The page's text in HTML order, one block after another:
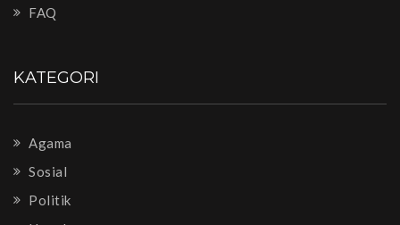
FAQ
KATEGORI
Agama
Sosial
Politik